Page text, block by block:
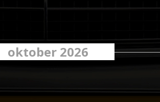
oktober 2026